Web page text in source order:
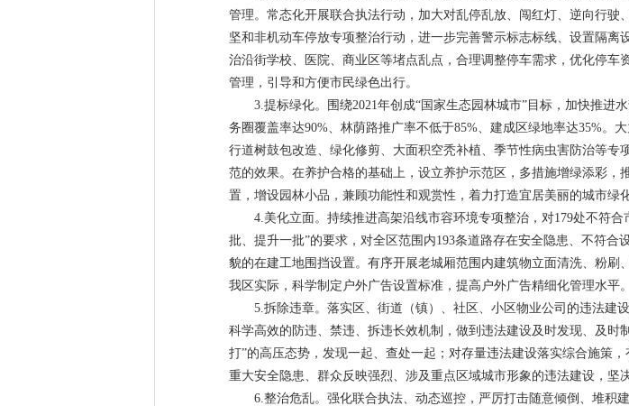
管理。常态化开展联合执法行动，加大对乱停乱放、闯红灯、逆向行
坚和非机动车停放专项整治行动，进一步完善警示标志标线、设置隔
治沿街学校、医院、商业区等堵点乱点，合理调整停车需求，优化停
管理，引导和方便市民绿色出行。
3.提标绿化。围绕2021年创成“国家生态园林城市”目标，加快推进
务圈覆盖率达90%、林荫路推广率不低于85%、建成区绿地率达35%。
行道树鼓包改造、绿化修剪、大面积空秃补植、季节性病虫害防治等
范的效果。在养护合格的基础上，设立养护示范区，多措施增绿添彩
置，增设园林小品，兼顾功能性和观赏性，着力打造宜居美丽的城市绿
4.美化立面。持续推进高架沿线市容环境专项整治，对179处不符
批、提升一批”的要求，对全区范围内193条道路存在安全隐患、不符
貌的在建工地围挡设置。有序开展老城厢范围内建筑物立面清洗、粉
我区实际，科学制定户外广告设置标准，提高户外广告精细化管理水平。
5.拆除违章。落实区、街道（镇）、社区、小区物业公司的违法建
科学高效的防违、禁违、拆违长效机制，做到违法建设及时发现、及时
打”的高压态势，发现一起、查处一起；对存量违法建设落实综合施策
重大安全隐患、群众反映强烈、涉及重点区域城市形象的违法建设，坚
6.整治危乱。强化联合执法、动态巡控，严厉打击随意倾倒、堆积